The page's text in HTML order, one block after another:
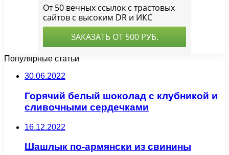
Популярные статьи
30.06.2022
Горячий белый шоколад с клубникой и
сливочными сердечками
16.12.2022
Шашлык по-армянски из свинины